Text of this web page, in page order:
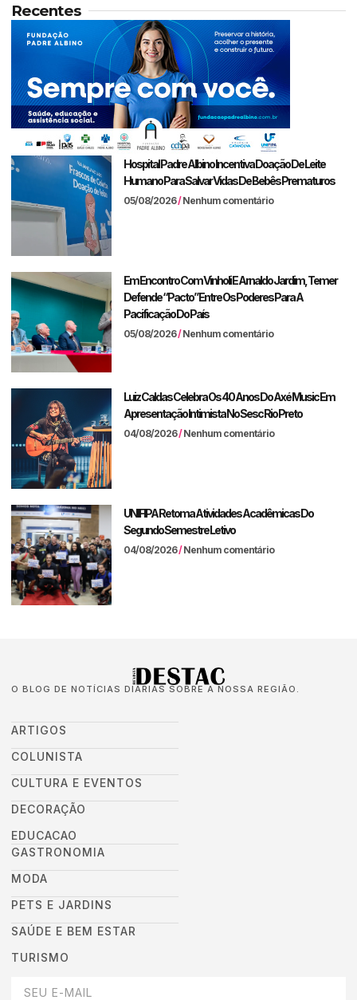
Recentes
Hospital Padre Albino Incentiva Doação De Leite
Humano Para Salvar Vidas De Bebês Prematuros
05/08/2026 Nenhum comentário
Em Encontro Com Vinholi E Arnaldo Jardim, Temer
Defende “pacto” Entre Os Poderes Para A
Pacificação Do País
05/08/2026 Nenhum comentário
Luiz Caldas Celebra Os 40 Anos Do Axé Music Em
Apresentação Intimista No Sesc Rio Preto
04/08/2026 Nenhum comentário
UNIFIPA Retoma Atividades Acadêmicas Do
Segundo Semestre Letivo
04/08/2026 Nenhum comentário
O BLOG DE NOTÍCIAS DIÁRIAS SOBRE A NOSSA REGIÃO.
ARTIGOS
COLUNISTA
CULTURA E EVENTOS
DECORAÇÃO
EDUCACAO
GASTRONOMIA
MODA
PETS E JARDINS
SAÚDE E BEM ESTAR
TURISMO